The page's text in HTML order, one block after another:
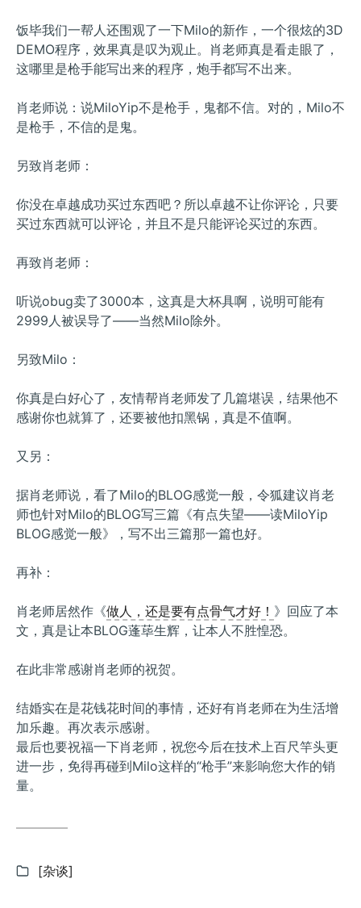
饭毕我们一帮人还围观了一下Milo的新作，一个很炫的3D
DEMO程序，效果真是叹为观止。肖老师真是看走眼了，
这哪里是枪手能写出来的程序，炮手都写不出来。
肖老师说：说MiloYip不是枪手，鬼都不信。对的，Milo不
是枪手，不信的是鬼。
另致肖老师：
你没在卓越成功买过东西吧？所以卓越不让你评论，只要
买过东西就可以评论，并且不是只能评论买过的东西。
再致肖老师：
听说obug卖了3000本，这真是大杯具啊，说明可能有
2999人被误导了——当然Milo除外。
另致Milo：
你真是白好心了，友情帮肖老师发了几篇堪误，结果他不
感谢你也就算了，还要被他扣黑锅，真是不值啊。
又另：
据肖老师说，看了Milo的BLOG感觉一般，令狐建议肖老
师也针对Milo的BLOG写三篇《有点失望——读MiloYip
BLOG感觉一般》，写不出三篇那一篇也好。
再补：
肖老师居然作《做人，还是要有点骨气才好！ 》回应了本
文，真是让本BLOG蓬荜生辉，让本人不胜惶恐。
在此非常感谢肖老师的祝贺。
结婚实在是花钱花时间的事情，还好有肖老师在为生活增
加乐趣。再次表示感谢。
最后也要祝福一下肖老师，祝您今后在技术上百尺竿头更
进一步，免得再碰到Milo这样的“枪手”来影响您大作的销
量。
分
[杂谈]